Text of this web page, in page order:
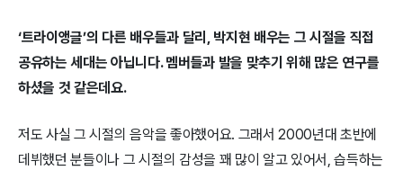
‘트라이앵글’의 다른 배우들과 달리, 박지현 배우는 그 시절을 직접
공유하는 세대는 아닙니다. 멤버들과 발을 맞추기 위해 많은 연구를
하셨을 것 같은데요.
저도 사실 그 시절의 음악을 좋아했어요. 그래서 2000년대 초반에
데뷔했던 분들이나 그 시절의 감성을 꽤 많이 알고 있어서, 습득하는